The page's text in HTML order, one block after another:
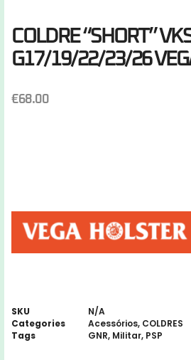
COLDRE “SHORT”
G17/19/22/23/26
€68.00
SKU
N/A
Categories
Acessórios, COLDRES
Tags
GNR, Militar, PSP